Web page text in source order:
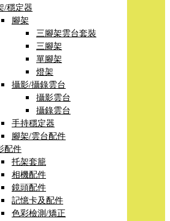
/穩定器
腳架
三腳架雲台套裝
三腳架
單腳架
燈架
攝影/攝錄雲台
攝影雲台
攝錄雲台
手持穩定器
腳架/雲台配件
配件
托架套籠
相機配件
鏡頭配件
記憶卡及配件
色彩檢測/矯正